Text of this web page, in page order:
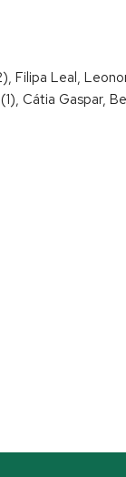
Filipa Leal,
Cátia Gaspar,